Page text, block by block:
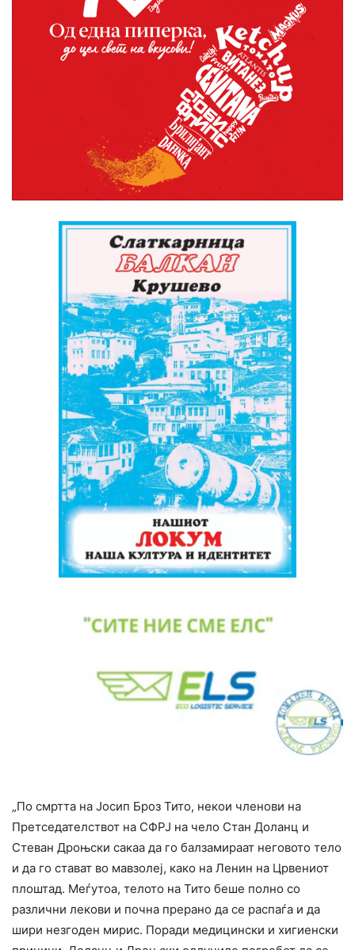
„По смртта на Јосип Броз Тито, некои членови на
Претседателствот на СФРЈ на чело Стан Доланц и
Стеван Дроњски сакаа да го балзамираат неговото тело
и да го стават во мавзолеј, како на Ленин на Црвениот
плоштад. Меѓутоа, телото на Тито беше полно со
различни лекови и почна прерано да се распаѓа и да
шири незгоден мирис. Поради медицински и хигиенски